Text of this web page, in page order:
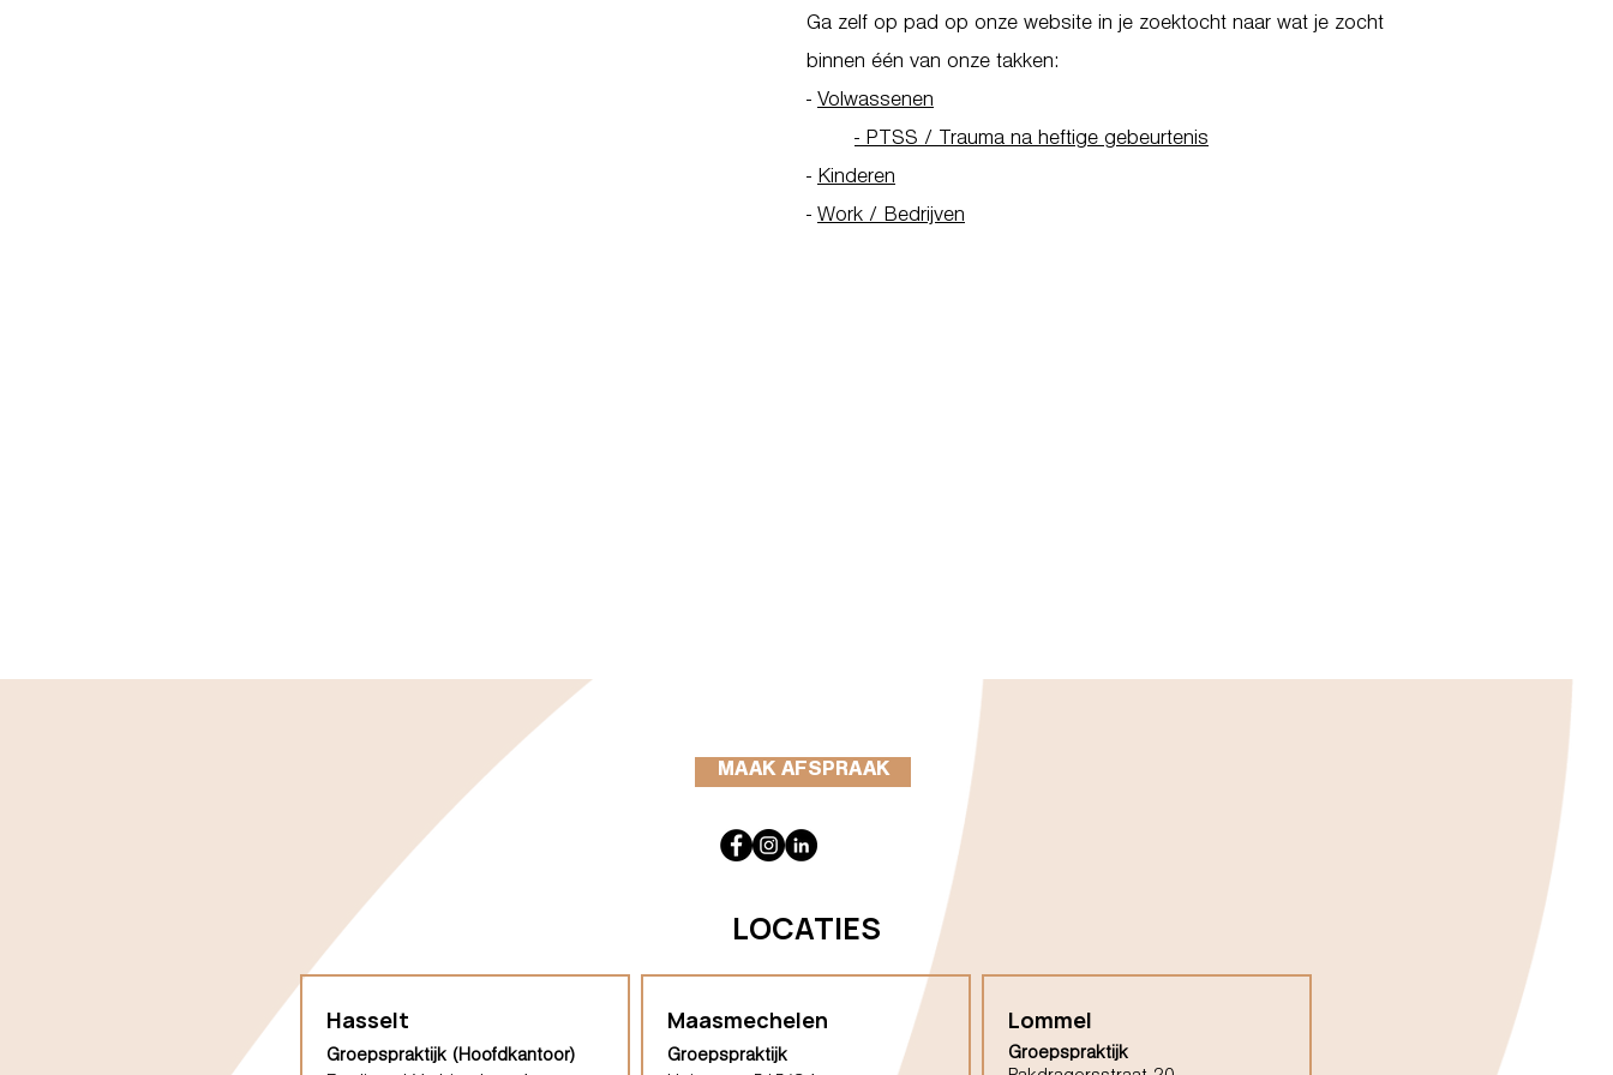
Ga zelf op pad op onze website in je zoektocht naar wat je zocht
binnen één van onze takken:
- Volwassenen
- PTSS / Trauma na heftige gebeurtenis
- Kinderen
- Work / Bedrijven
MAAK AFSPRAAK
LOCATIES
Hasselt
Groepspraktijk (Hoofdkantoor)
Maasmechelen
Groepspraktijk
Lommel
Groepspraktijk